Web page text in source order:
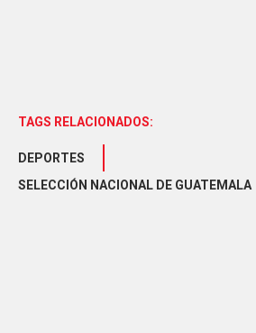
TAGS RELACIONADOS:
DEPORTES
SELECCIÓN NACIONAL DE GUATEMALA